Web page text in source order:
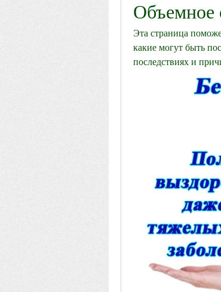
Объемное
Эта страница
какие могут быть
последствиях и